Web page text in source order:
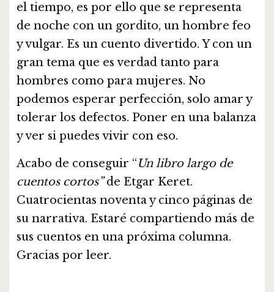
el tiempo, es por ello que se representa
de noche con un gordito, un hombre feo
y vulgar. Es un cuento divertido. Y con un
gran tema que es verdad tanto para
hombres como para mujeres. No
podemos esperar perfección, solo amar y
tolerar los defectos. Poner en una balanza
y ver si puedes vivir con eso.
Acabo de conseguir “Un libro largo de
cuentos cortos”de Etgar Keret.
Cuatrocientas noventa y cinco páginas de
su narrativa. Estaré compartiendo más de
sus cuentos en una próxima columna.
Gracias por leer.